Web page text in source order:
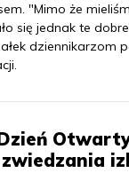
"Mimo że
się jednak te
dziennikarzom